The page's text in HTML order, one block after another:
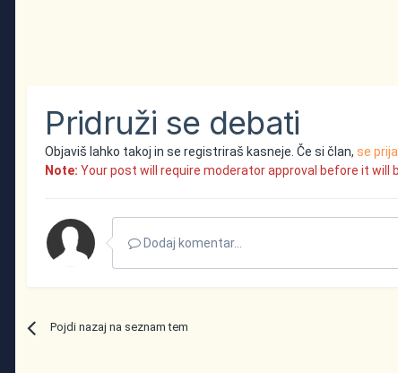
Pridruži se debati
Objaviš lahko takoj in se registriraš kasneje. Če si član,se
Note: Your post will require moderator approval before it will
Dodaj komentar...
Pojdi nazaj na seznam tem